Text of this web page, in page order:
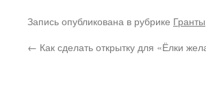
Запись опубликована в рубрике Гранты
← Как сделать открытку для «Ёлки